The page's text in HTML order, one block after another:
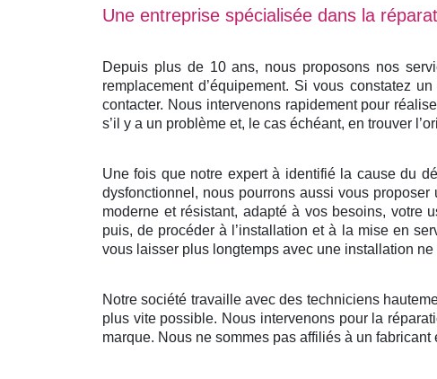
Une entreprise spécialisée dans la
Depuis plus de 10 ans, nous proposons nos
remplacement d’équipement. Si vous constatez
contacter. Nous intervenons rapidement pour
s’il y a un problème et, le cas échéant, en trouver
Une fois que notre expert à identifié la cause du
dysfonctionnel, nous pourrons aussi vous
moderne et résistant, adapté à vos besoins, votre
puis, de procéder à l’installation et à la mise en
vous laisser plus longtemps avec une installation
Notre société travaille avec des techniciens
plus vite possible. Nous intervenons pour la
marque. Nous ne sommes pas affiliés à un